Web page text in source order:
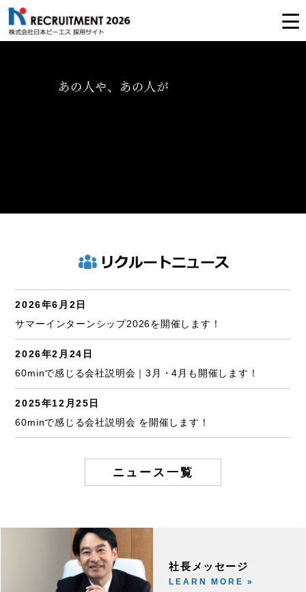
2026年6月2日
サマーインターンシップ2026を開催します！
2026年2月24日
60minで感じる会社説明会｜3月・4月も開催します！
2025年12月25日
60minで感じる会社説明会 を開催します！
ニュース一覧
社長メッセージ
LEARN MORE »